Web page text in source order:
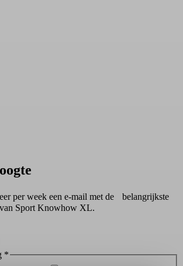
per week een e-mail met de belangrijkste
Sport Knowhow XL.
*